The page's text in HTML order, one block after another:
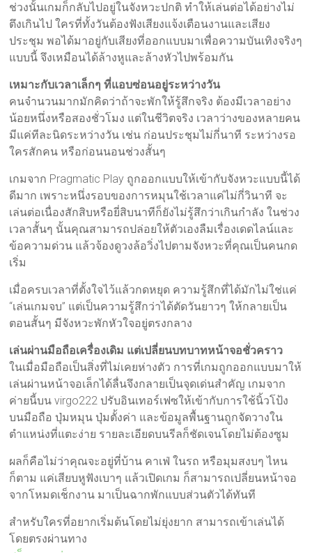
ช่วงนั้นเกมก็กลับไปอยู่ในจังหวะปกติ ทำให้เล่นต่อได้อย่างไม่
ตึงเกินไป ใครที่ทั้งวันต้องฟังเสียงแจ้งเตือนงานและเสียง
ประชุม พอได้มาอยู่กับเสียงที่ออกแบบมาเพื่อความบันเทิงจริงๆ
แบบนี้ จึงเหมือนได้ล้างหูและล้างหัวไปพร้อมกัน
เหมาะกับเวลาเล็กๆ ที่แอบซ่อนอยู่ระหว่างวัน
คนจำนวนมากมักคิดว่าถ้าจะพักให้รู้สึกจริง ต้องมีเวลาอย่าง
น้อยหนึ่งหรือสองชั่วโมง แต่ในชีวิตจริง เวลาว่างของหลายคน
มีแค่ทีละนิดระหว่างวัน เช่น ก่อนประชุมไม่กี่นาที ระหว่างรอ
ใครสักคน หรือก่อนนอนช่วงสั้นๆ
เกมจาก Pragmatic Play ถูกออกแบบให้เข้ากับจังหวะแบบนี้ได้
ดีมาก เพราะหนึ่งรอบของการหมุนใช้เวลาแค่ไม่กี่วินาที จะ
เล่นต่อเนื่องสักสิบหรือยี่สิบนาทีก็ยังไม่รู้สึกว่าเกินกำลัง ในช่วง
เวลาสั้นๆ นั้นคุณสามารถปล่อยให้ตัวเองลืมเรื่องเดดไลน์และ
ข้อความด่วน แล้วจ้องดูวงล้อวิ่งไปตามจังหวะที่คุณเป็นคนกด
เริ่ม
เมื่อครบเวลาที่ตั้งใจไว้แล้วกดหยุด ความรู้สึกที่ได้มักไม่ใช่แค่
“เล่นเกมจบ” แต่เป็นความรู้สึกว่าได้ตัดวันยาวๆ ให้กลายเป็น
ตอนสั้นๆ มีจังหวะพักหัวใจอยู่ตรงกลาง
เล่นผ่านมือถือเครื่องเดิม แต่เปลี่ยนบทบาทหน้าจอชั่วคราว
ในเมื่อมือถือเป็นสิ่งที่ไม่เคยห่างตัว การที่เกมถูกออกแบบมาให้
เล่นผ่านหน้าจอเล็กได้ลื่นจึงกลายเป็นจุดเด่นสำคัญ เกมจาก
ค่ายนี้บน virgo222 ปรับอินเทอร์เฟซให้เข้ากับการใช้นิ้วโป้ง
บนมือถือ ปุ่มหมุน ปุ่มตั้งค่า และข้อมูลพื้นฐานถูกจัดวางใน
ตำแหน่งที่แตะง่าย รายละเอียดบนรีลก็ชัดเจนโดยไม่ต้องซูม
ผลก็คือไม่ว่าคุณจะอยู่ที่บ้าน คาเฟ่ ในรถ หรือมุมสงบๆ ไหน
ก็ตาม แค่เสียบหูฟังเบาๆ แล้วเปิดเกม ก็สามารถเปลี่ยนหน้าจอ
จากโหมดเช็กงาน มาเป็นฉากพักแบบส่วนตัวได้ทันที
สำหรับใครที่อยากเริ่มต้นโดยไม่ยุ่งยาก สามารถเข้าเล่นได้
โดยตรงผ่านทาง